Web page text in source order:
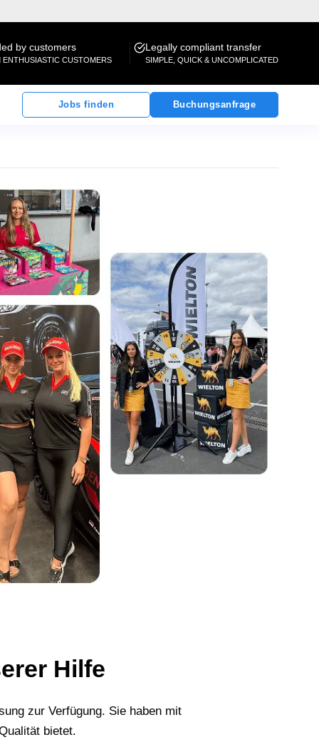
by customers
ENTHUSIASTIC CUSTOMERS
Legally compliant transfer
SIMPLE, QUICK & UNCOMPLICATED
Jobs finden Buchungsanfrage
Hilfe
zur Verfügung. Sie haben mit
bietet.